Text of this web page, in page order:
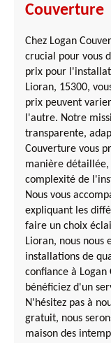
Couverture
Chez Logan
crucial pour vous
prix pour
Lioran, 15300,
prix peuvent
l'autre. Notre
transparente,
Couverture vous
manière
complexité de
Nous vous
expliquant les
faire un choix
Lioran, nous nous
installations de
confiance à
bénéficiez d'un
N'hésitez pas à
gratuit, nous
maison des